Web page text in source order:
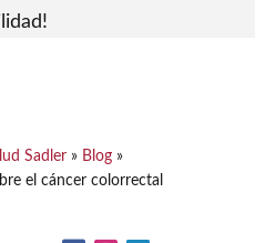
Sadler» Blog»
el cáncer colorrectal